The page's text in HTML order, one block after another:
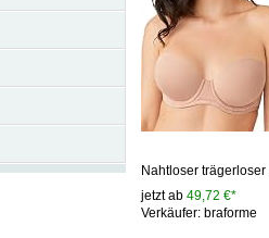
Nahtloser trägerloser
jetzt ab49,72 €*
Verkäufer: braforme